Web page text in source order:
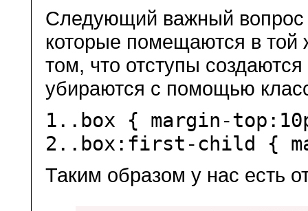
Следующий важный вопрос
которые помещаются в той
том, что отступы
убираются с помощью
1. .box { margin-top :
2. .box:first-child {
Таким образом у нас есть